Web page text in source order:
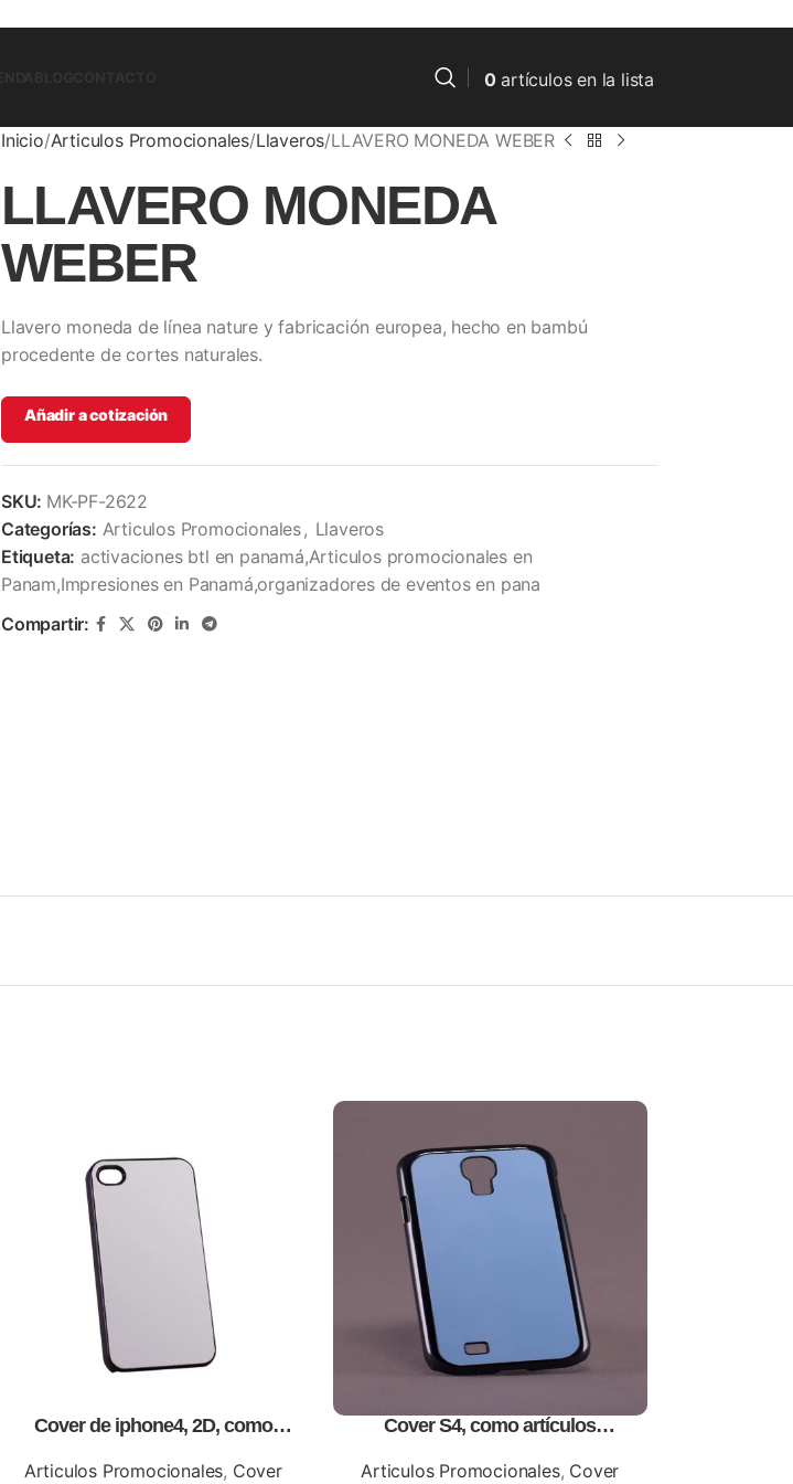
0artículosen la lista
Inicio Articulos Promocionales Llaveros LLAVERO MONEDA WEBER
LLAVERO MONEDA
WEBER
Llavero moneda de línea nature y fabricación europea, hecho en bambú
procedente de cortes naturales.
Añadir a cotización
SKU: MK-PF-2622
Categorías: Articulos Promocionales, Llaveros
Etiqueta: activaciones btl en panamá,Articulos promocionales en
Panam,Impresiones en Panamá,organizadores de eventos en pana
Compartir:
Cover de iphone4, 2D, como
Articulos Promocionales, Cover
Cover S4, como artículos
Articulos Promocionales, Cover